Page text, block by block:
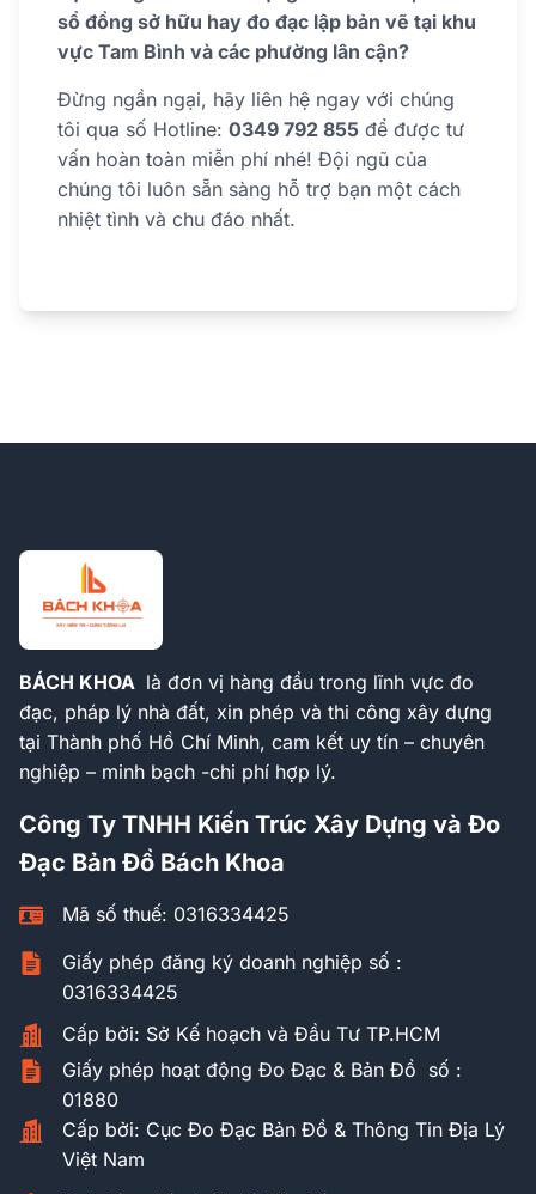
sổ đồng sở hữu hay đo đạc lập bản vẽ tại khu
vực Tam Bình và các phường lân cận?
Đừng ngần ngại, hãy liên hệ ngay với chúng
tôi qua số Hotline: 0349 792 855 để được tư
vấn hoàn toàn miễn phí nhé! Đội ngũ của
chúng tôi luôn sẵn sàng hỗ trợ bạn một cách
nhiệt tình và chu đáo nhất.
BÁCH KHOA là đơn vị hàng đầu trong lĩnh vực đo
đạc, pháp lý nhà đất, xin phép và thi công xây dựng
tại Thành phố Hồ Chí Minh, cam kết uy tín – chuyên
nghiệp – minh bạch -chi phí hợp lý.
Công Ty TNHH Kiến Trúc Xây Dựng và Đo
Đạc Bản Đồ Bách Khoa
Mã số thuế: 0316334425
Giấy phép đăng ký doanh nghiệp số :
0316334425
Cấp bởi: Sở Kế hoạch và Đầu Tư TP.HCM
Giấy phép hoạt động Đo Đạc & Bản Đồ số :
01880
Cấp bởi: Cục Đo Đạc Bản Đồ & Thông Tin Địa Lý
Việt Nam